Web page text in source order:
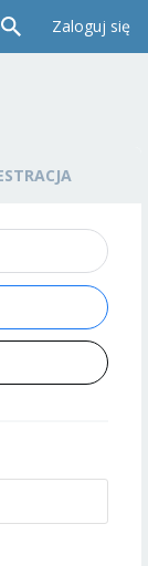
Zaloguj się